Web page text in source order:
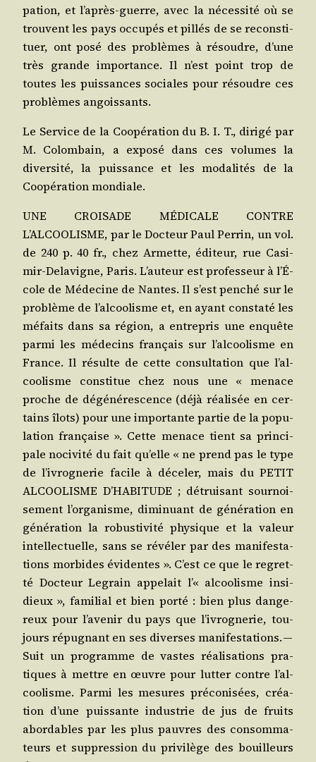
pa­tion, et l’a­près-guerre, avec la néces­si­té où se
trouvent les pays occu­pés et pillés de se recons­ti­
tuer, ont posé des pro­blèmes à résoudre, d’une
très grande impor­tance. Il n’est point trop de
toutes les puis­sances sociales pour résoudre ces
pro­blèmes angoissants.
Le Ser­vice de la Coopé­ra­tion du B. I. T., diri­gé par
M. Colom­bain, a expo­sé dans ces volumes la
diver­si­té, la puis­sance et les moda­li­tés de la
Coopé­ra­tion mondiale.
UNE CROISADE MÉDICALE CONTRE
L’ALCOOLISME, par le Doc­teur Paul Per­rin, un vol.
de 240 p. 40 fr., chez Armette, édi­teur, rue Casi­
mir-Dela­vigne, Paris. L’au­teur est pro­fes­seur à l’É­
cole de Méde­cine de Nantes. Il s’est pen­ché sur le
pro­blème de l’al­coo­lisme et, en ayant consta­té les
méfaits dans sa région, a entre­pris une enquête
par­mi les méde­cins fran­çais sur l’al­coo­lisme en
France. Il résulte de cette consul­ta­tion que l’al­
coo­lisme consti­tue chez nous une « menace
proche de dégé­né­res­cence (déjà réa­li­sée en cer­
tains îlots) pour une impor­tante par­tie de la popu­
la­tion fran­çaise ». Cette menace tient sa prin­ci­
pale noci­vi­té du fait qu’elle « ne prend pas le type
de l’i­vro­gne­rie facile à déce­ler, mais du PETIT
ALCOOLISME D’HABITUDE ; détrui­sant sour­noi­
se­ment l’or­ga­nisme, dimi­nuant de géné­ra­tion en
géné­ra­tion la robus­ti­vi­té phy­sique et la valeur
intel­lec­tuelle, sans se révé­ler par des mani­fes­ta­
tions mor­bides évi­dentes ». C’est ce que le regret­
té Doc­teur Legrain appe­lait l’« alcoo­lisme insi­
dieux », fami­lial et bien por­té : bien plus dan­ge­
reux pour l’a­ve­nir du pays que l’i­vro­gne­rie, tou­
jours répu­gnant en ses diverses mani­fes­ta­tions. —
Suit un pro­gramme de vastes réa­li­sa­tions pra­
tiques à mettre en œuvre pour lut­ter contre l’al­
coo­lisme. Par­mi les mesures pré­co­ni­sées, créa­
tion d’une puis­sante indus­trie de jus de fruits
abor­dables par les plus pauvres des consom­ma­
teurs et sup­pres­sion du pri­vi­lège des bouilleurs